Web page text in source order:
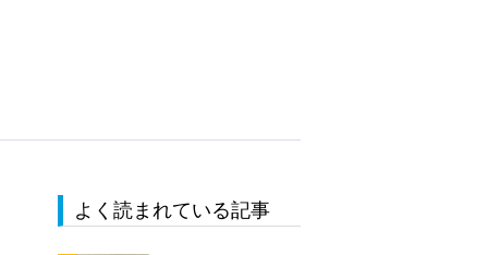
よく読まれている記事